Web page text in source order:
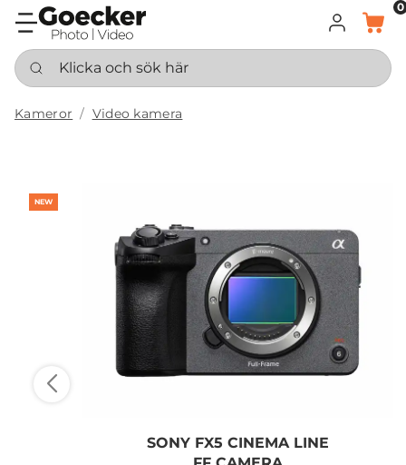
LOGGA IN
KORG
0
Klicka och sök här
Kameror Video kamera
NEW
SONY FX5 CINEMA LINE